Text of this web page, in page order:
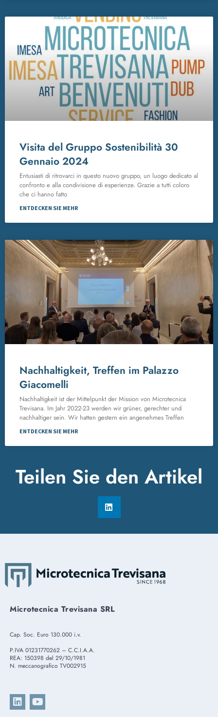
Visita del Gruppo Sostenibilità 30
Gennaio 2024
Entusiasti di ritrovarci in questo nuovo gruppo, un luogo dedicato al
confronto e alla condivisione di esperienze. Grazie a tutti coloro
che ci hanno fatto
ENTDECKEN SIE MEHR
Nachhaltigkeit, Treffen im Palazzo
Giacomelli
Nachhaltigkeit ist der Mittelpunkt der Mission von Microtecnica
Trevisana. Im Jahr 2022-23 werden wir grüner, gerechter und
nachhaltiger sein. Wir hatten gestern ein angenehmes Treffen
ENTDECKEN SIE MEHR
Teilen Sie den Artikel
Microtecnica Trevisana SRL
Cap. Soc. Euro 130.000 i.v.
P.IVA 01231770262 – C.C.I.A.A.
REA: 150398 del 29/10/1981
N. meccanografico TV002915